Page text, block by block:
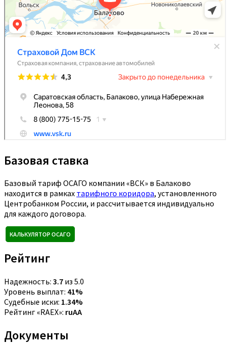
Базовая ставка
Базовый тариф ОСАГО компании «ВСК» в Балаково
находится в рамках тарифного коридора, установленного
Центробанком России, и рассчитывается индивидуально
для каждого договора.
КАЛЬКУЛЯТОР ОСАГО
Рейтинг
Надежность: 3.7 из 5.0
Уровень выплат: 41%
Судебные иски: 1.34%
Рейтинг «RAEX»: ruAA
Документы